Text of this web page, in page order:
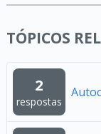
TÓPICOS
2
respostas